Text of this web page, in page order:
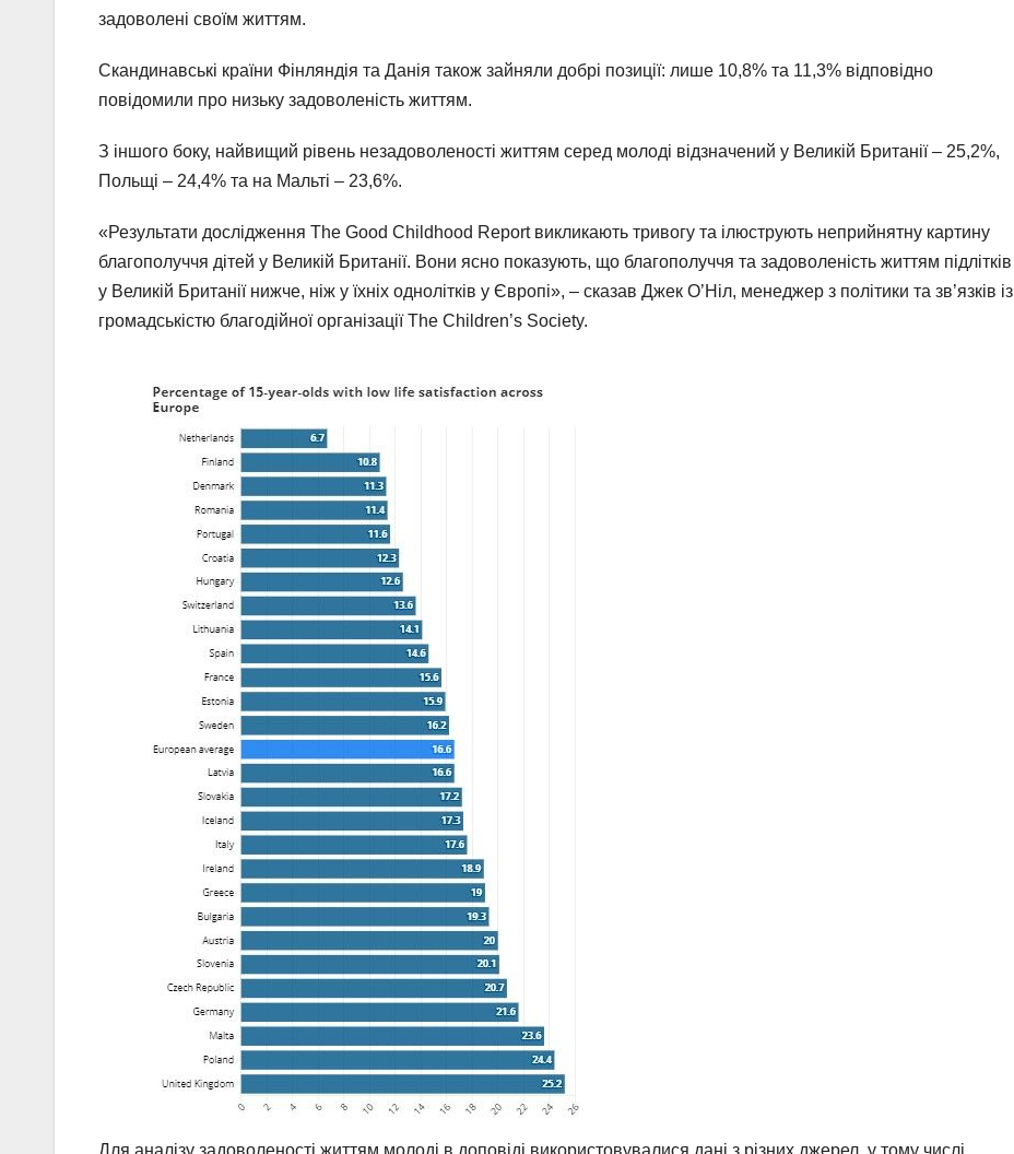
задоволені своїм життям.
Скандинавські країни Фінляндія та Данія також зайняли добрі позиції: лише 10,8% та 11,3% відповідно
повідомили про низьку задоволеність життям.
З іншого боку, найвищий рівень незадоволеності життям серед молоді відзначений у Великій Британії – 25,2%,
Польщі – 24,4% та на Мальті – 23,6%.
«Результати дослідження The Good Childhood Report викликають тривогу та ілюструють неприйнятну картину
благополуччя дітей у Великій Британії. Вони ясно показують, що благополуччя та задоволеність життям підлітків
у Великій Британії нижче, ніж у їхніх однолітків у Європі», – сказав Джек О’Ніл, менеджер з політики та зв’язків із
громадськістю благодійної організації The Children’s Society.
Для аналізу задоволеності життям молоді в доповіді використовувалися дані з різних джерел, у тому числі